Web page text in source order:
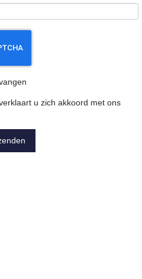
u zich akkoord met ons